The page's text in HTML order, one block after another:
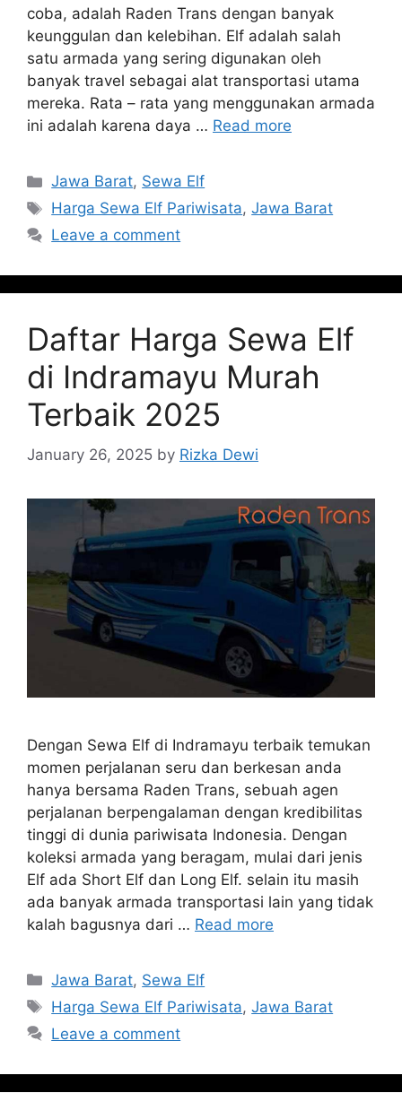
coba, adalah Raden Trans dengan banyak
keunggulan dan kelebihan. Elf adalah salah
satu armada yang sering digunakan oleh
banyak travel sebagai alat transportasi utama
mereka. Rata – rata yang menggunakan armada
ini adalah karena daya … Read more
Categories
Jawa Barat, Sewa Elf
Tags
Harga Sewa Elf Pariwisata,Jawa Barat
Leave a comment
Daftar Harga Sewa Elf
di Indramayu Murah
Terbaik 2025
January 26, 2025 by Rizka Dewi
Dengan Sewa Elf di Indramayu terbaik temukan
momen perjalanan seru dan berkesan anda
hanya bersama Raden Trans, sebuah agen
perjalanan berpengalaman dengan kredibilitas
tinggi di dunia pariwisata Indonesia. Dengan
koleksi armada yang beragam, mulai dari jenis
Elf ada Short Elf dan Long Elf. selain itu masih
ada banyak armada transportasi lain yang tidak
kalah bagusnya dari … Read more
Categories
Jawa Barat, Sewa Elf
Tags
Harga Sewa Elf Pariwisata,Jawa Barat
Leave a comment